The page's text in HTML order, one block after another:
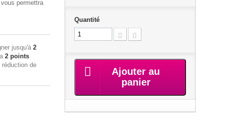
vous permettra
jusqu'à 2
2 points
réduction de
Quantité
Ajouter au
panier